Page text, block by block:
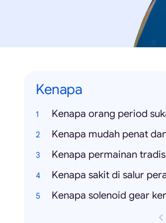
Kenapa
Kenapa orang period
Kenapa mudah penat
Kenapa solenoid gear